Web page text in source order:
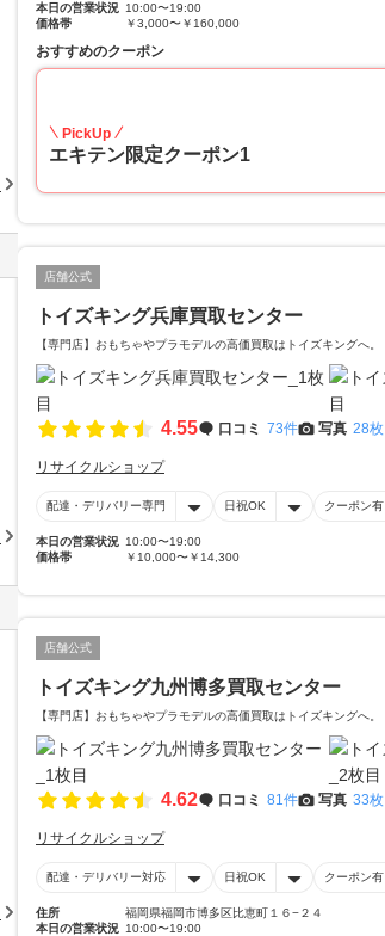
本日の営業状況 10:00〜19:00
価格帯
￥3,000〜￥160,000
おすすめのクーポン
PickUp
エキテン限定クーポン1
店舗公式
トイズキング兵庫買取センター
【専門店】おもちゃやプラモデルの高価買取はトイズキングへ。‎
4.55 口コミ 73件 写真 28枚
リサイクルショップ
配達・デリバリー専門 日祝OK クーポン有
本日の営業状況 10:00〜19:00
価格帯
￥10,000〜￥14,300
店舗公式
トイズキング九州博多買取センター
【専門店】おもちゃやプラモデルの高価買取はトイズキングへ。‎
4.62 口コミ 81件 写真 33枚
リサイクルショップ
配達・デリバリー対応 日祝OK クーポン有
住所
福岡県福岡市博多区比恵町１６−２４
本日の営業状況 10:00〜19:00